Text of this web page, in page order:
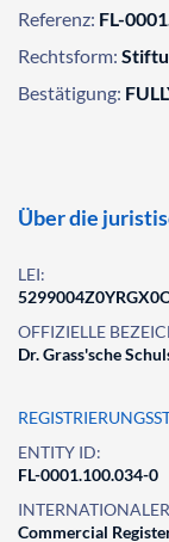
Referenz: FL-
Rechtsform:
Bestätigung:
Über die
LEI:
OFFIZIELLE
Dr. Grass'sche
ENTITY ID:
FL-0001.100.034-0
Commercial